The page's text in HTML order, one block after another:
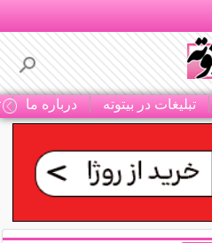
تبلیغات در بیتوته درباره ما